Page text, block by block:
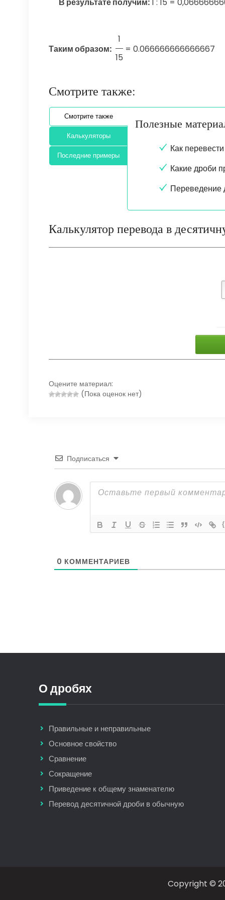
В результате получим:1 : 15 =
Таким образом:
1
15
= 0.066666666666667
Смотрите также:
Смотрите также
Калькуляторы
Последние примеры
Полезные
Как
Какие дроби
Переведение
Калькулятор перевода в
Оцените материал:
(Пока оценок нет)
Подписаться
0 КОММЕНТАРИЕВ
О дробях
Правильные и неправильные
Основное свойство
Сравнение
Сокращение
Приведение к общему знаменателю
Перевод десятичной дроби в обычную
Copyright ©